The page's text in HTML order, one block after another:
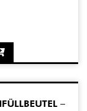
–